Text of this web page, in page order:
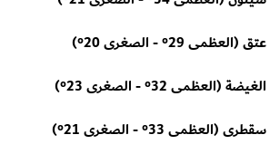
عتق (العظمى 29° - الصغرى 20°)
الغيضة (العظمى 32° - الصغرى 23°)
سقطرى (العظمى 33° - الصغرى 21°)